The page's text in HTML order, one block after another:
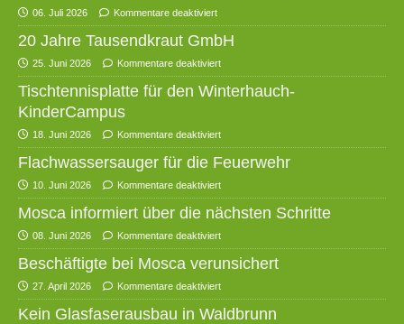
06. Juli 2026 Kommentare deaktiviert
20 Jahre Tausendkraut GmbH
25. Juni 2026 Kommentare deaktiviert
Tischtennisplatte für den Winterhauch-
KinderCampus
18. Juni 2026 Kommentare deaktiviert
Flachwassersauger für die Feuerwehr
10. Juni 2026 Kommentare deaktiviert
Mosca informiert über die nächsten Schritte
08. Juni 2026 Kommentare deaktiviert
Beschäftigte bei Mosca verunsichert
27. April 2026 Kommentare deaktiviert
Kein Glasfaserausbau in Waldbrunn